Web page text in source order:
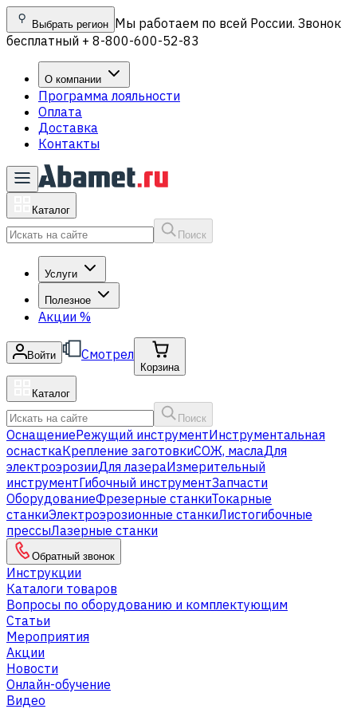
Выбрать регион Мы работаем по всей России. Звонок
бесплатный + 8-800-600-52-83
О компании
Программа лояльности
Оплата
Доставка
Контакты
Каталог
Поиск
Услуги
Полезное
Акции %
Войти Смотрел
Корзина
Каталог
Поиск
ОснащениеРежущий инструментИнструментальная
оснасткаКрепление заготовкиСОЖ, маслаДля
электроэрозииДля лазераИзмерительный
инструментГибочный инструментЗапчасти
ОборудованиеФрезерные станкиТокарные
станкиЭлектроэрозионные станкиЛистогибочные
прессыЛазерные станки
Обратный звонок
Инструкции
Каталоги товаров
Вопросы по оборудованию и комплектующим
Статьи
Мероприятия
Акции
Новости
Онлайн-обучение
Видео